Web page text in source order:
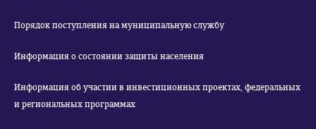
Порядок поступления на муниципальную службу
Информация о состоянии защиты населения
Информация об участии в инвестиционных проектах, федеральных
и региональных программах